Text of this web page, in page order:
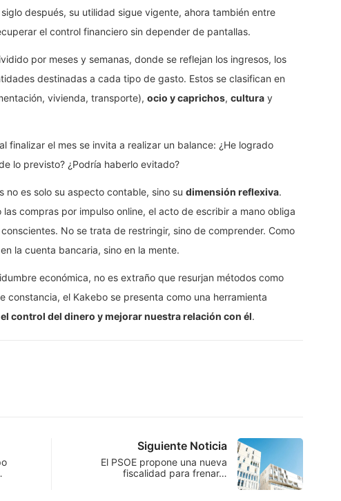
después, su utilidad sigue vigente, ahora también entre
el control financiero sin depender de pantallas.
por meses y semanas, donde se reflejan los ingresos, los
destinadas a cada tipo de gasto. Estos se clasifican en
vivienda, transporte), ocio y caprichos, cultura y
finalizar el mes se invita a realizar un balance: ¿He logrado
lo previsto? ¿Podría haberlo evitado?
es solo su aspecto contable, sino su dimensión reflexiva.
compras por impulso online, el acto de escribir a mano obliga
No se trata de restringir, sino de comprender. Como
la cuenta bancaria, sino en la mente.
económica, no es extraño que resurjan métodos como
constancia, el Kakebo se presenta como una herramienta
control del dinero y mejorar nuestra relación con él.
Siguiente Noticia
El PSOE propone una nueva
fiscalidad para frenar…